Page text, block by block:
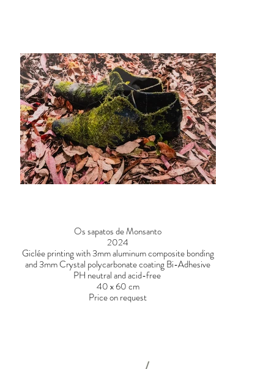
Os sapatos de Monsanto
2024
Giclée printing with 3mm aluminum composite bonding
and 3mm Crystal polycarbonate coating Bi-Adhesive
PH neutral and acid-free
40 x 60 cm
Price on request